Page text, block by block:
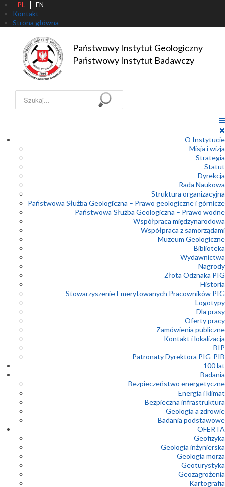
PL EN
Kontakt
Strona główna
Państwowy Instytut Geologiczny
Państwowy Instytut Badawczy
Szukaj...
O Instytucie
Misja i wizja
Strategia
Statut
Dyrekcja
Rada Naukowa
Struktura organizacyjna
Państwowa Służba Geologiczna – Prawo geologiczne i górnicze
Państwowa Służba Geologiczna – Prawo wodne
Współpraca międzynarodowa
Współpraca z samorządami
Muzeum Geologiczne
Biblioteka
Wydawnictwa
Nagrody
Złota Odznaka PIG
Historia
Stowarzyszenie Emerytowanych Pracowników PIG
Logotypy
Dla prasy
Oferty pracy
Zamówienia publiczne
Kontakt i lokalizacja
BIP
Patronaty Dyrektora PIG-PIB
100 lat
Badania
Bezpieczeństwo energetyczne
Energia i klimat
Bezpieczna infrastruktura
Geologia a zdrowie
Badania podstawowe
OFERTA
Geofizyka
Geologia inżynierska
Geologia morza
Geoturystyka
Geozagrożenia
Kartografia